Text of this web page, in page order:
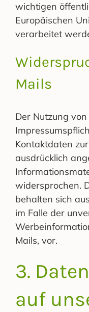
wichtigen
Europäischen
verarbeitet
Mails
Der Nutzung
Kontaktdaten
ausdrücklich
widersprochen.
behalten sich
im Falle der
Mails, vor.
3.
auf